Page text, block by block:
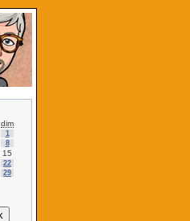
dim
1
8
15
22
29